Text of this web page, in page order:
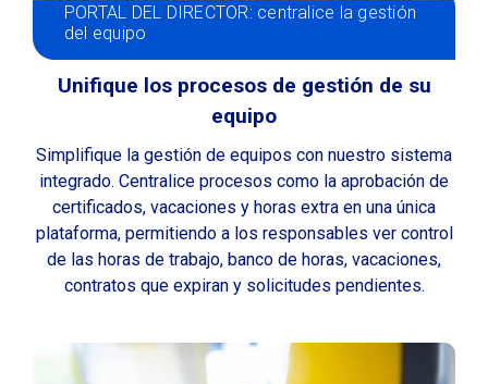
PORTAL DEL DIRECTOR: centralice la gestión
del equipo
Unifique los procesos de gestión de su
equipo
Simplifique la gestión de equipos con nuestro sistema
integrado. Centralice procesos como la aprobación de
certificados, vacaciones y horas extra en una única
plataforma, permitiendo a los responsables ver control
de las horas de trabajo, banco de horas, vacaciones,
contratos que expiran y solicitudes pendientes.